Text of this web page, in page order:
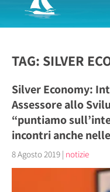
TAG: SILVER
Silver Economy:
Assessore allo
“puntiamo
incontri anche
8 Agosto 2019 | notizie